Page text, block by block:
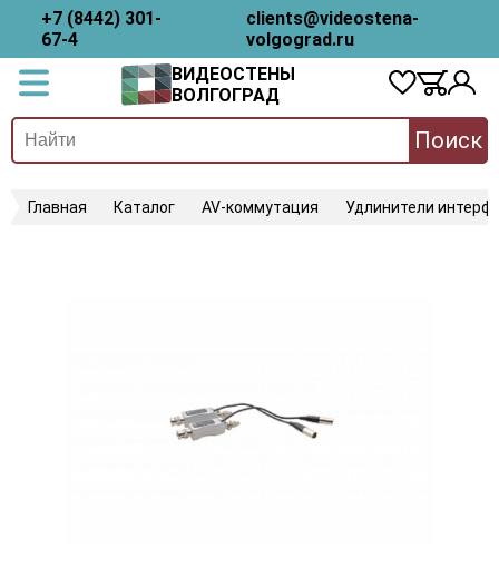
+7 (8442) 301-
67-4
clients@videostena-
volgograd.ru
ВИДЕОСТЕНЫ
ВОЛГОГРАД
Поиск
Главная Каталог AV-коммутация Удлинители